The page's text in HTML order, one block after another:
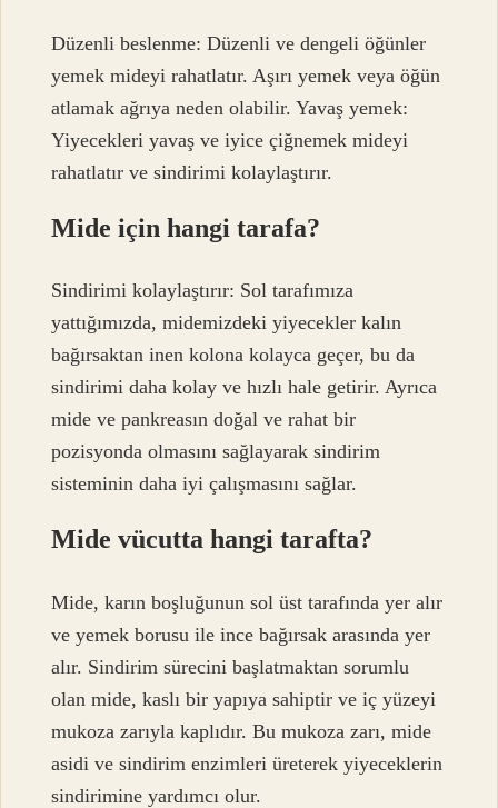
Düzenli beslenme: Düzenli ve dengeli öğünler
yemek mideyi rahatlatır. Aşırı yemek veya öğün
atlamak ağrıya neden olabilir. Yavaş yemek:
Yiyecekleri yavaş ve iyice çiğnemek mideyi
rahatlatır ve sindirimi kolaylaştırır.
Mide için hangi tarafa?
Sindirimi kolaylaştırır: Sol tarafımıza
yattığımızda, midemizdeki yiyecekler kalın
bağırsaktan inen kolona kolayca geçer, bu da
sindirimi daha kolay ve hızlı hale getirir. Ayrıca
mide ve pankreasın doğal ve rahat bir
pozisyonda olmasını sağlayarak sindirim
sisteminin daha iyi çalışmasını sağlar.
Mide vücutta hangi tarafta?
Mide, karın boşluğunun sol üst tarafında yer alır
ve yemek borusu ile ince bağırsak arasında yer
alır. Sindirim sürecini başlatmaktan sorumlu
olan mide, kaslı bir yapıya sahiptir ve iç yüzeyi
mukoza zarıyla kaplıdır. Bu mukoza zarı, mide
asidi ve sindirim enzimleri üreterek yiyeceklerin
sindirimine yardımcı olur.